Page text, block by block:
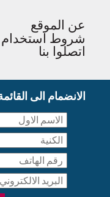
عن الموقع
شروط استخدام
اتصلوا بنا
الانضمام الى